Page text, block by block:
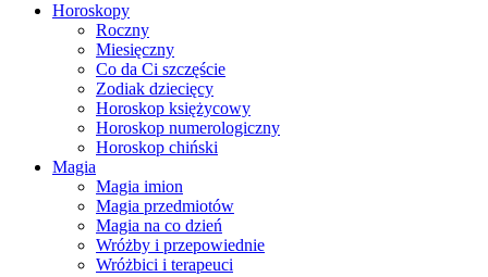
Horoskopy
Roczny
Miesięczny
Co da Ci szczęście
Zodiak dziecięcy
Horoskop księżycowy
Horoskop numerologiczny
Horoskop chiński
Magia
Magia imion
Magia przedmiotów
Magia na co dzień
Wróżby i przepowiednie
Wróżbici i terapeuci